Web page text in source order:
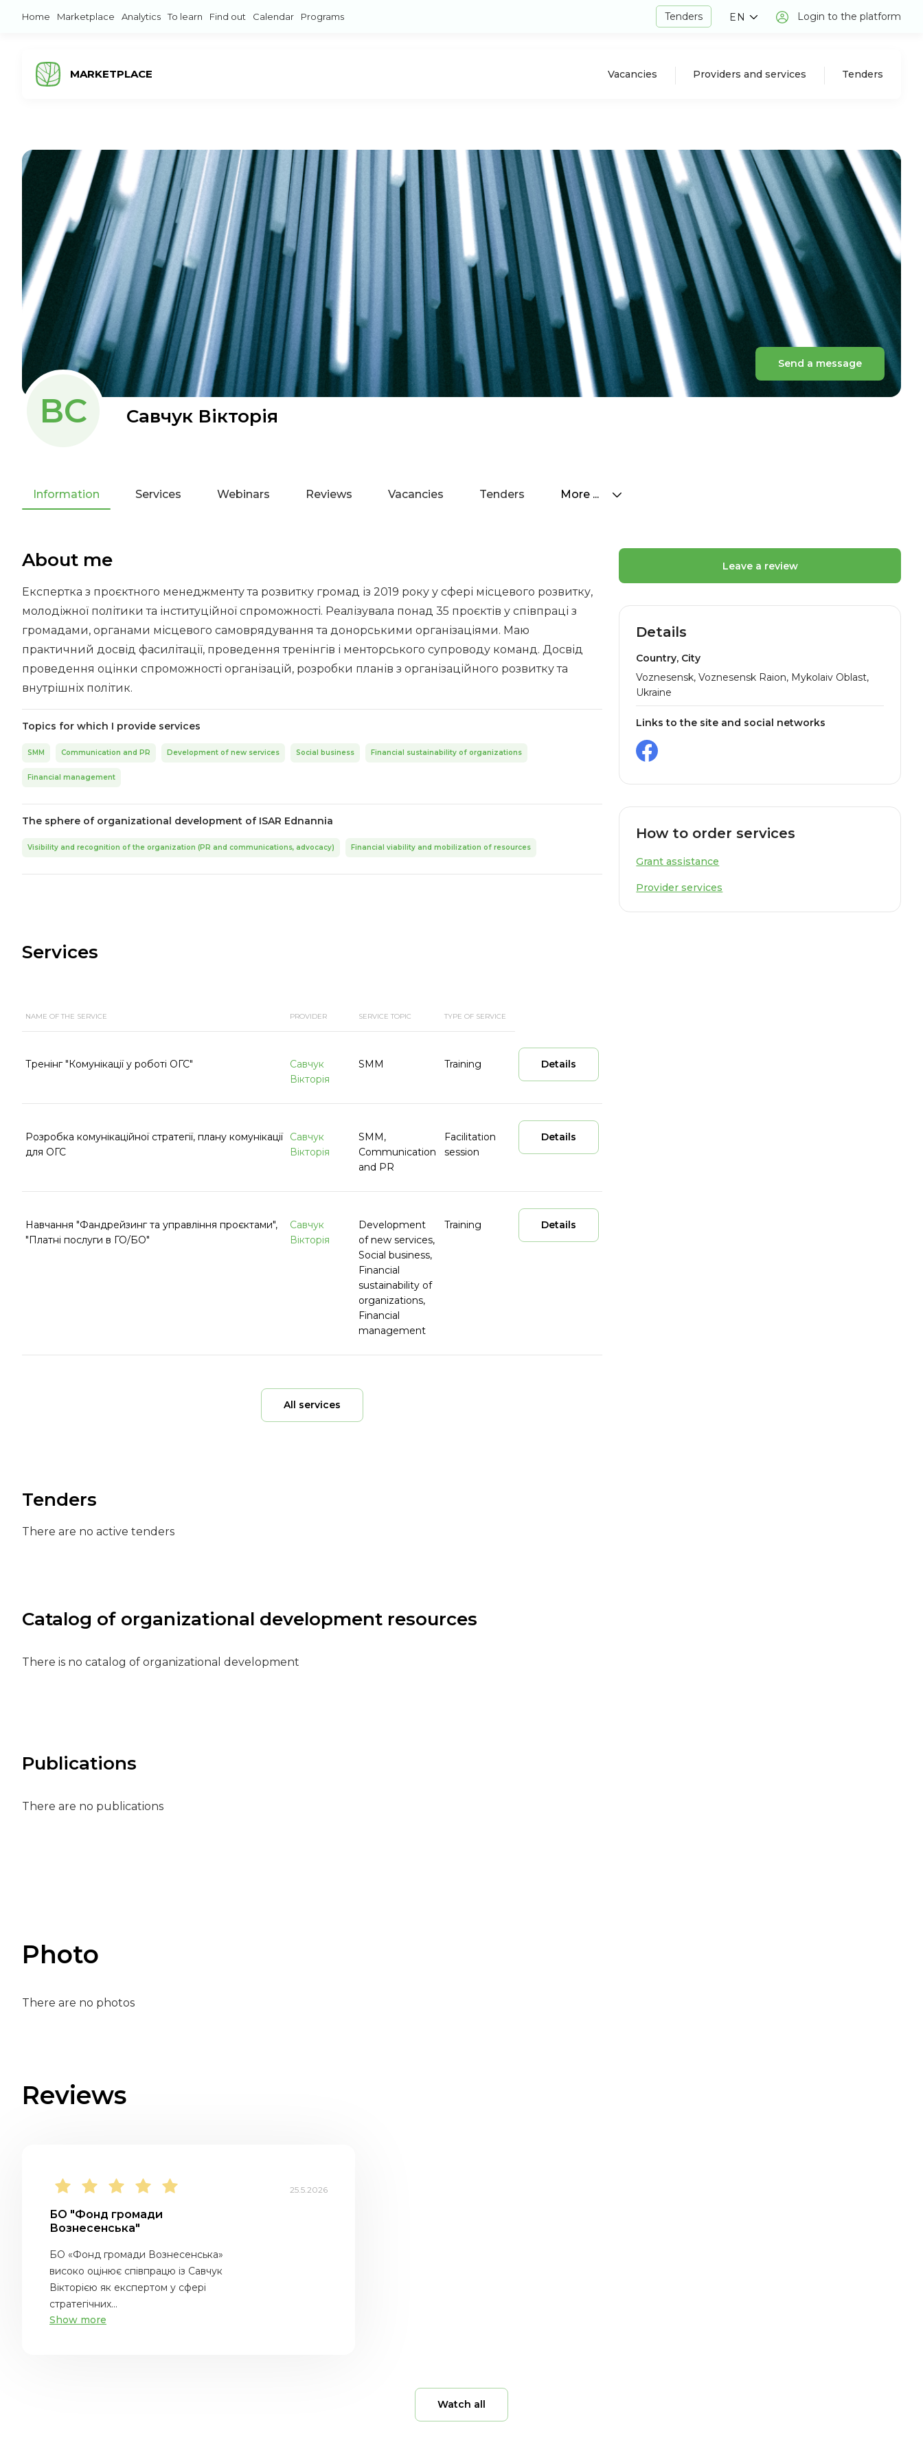
Home Marketplace Analytics To learn Find out Calendar Programs Tenders EN Login to the platform
MARKETPLACE Vacancies Providers and services Tenders
Send a message
ВС Савчук Вікторія
Information Services Webinars Reviews Vacancies Tenders More ...
About me
Експертка з проєктного менеджменту та розвитку громад із 2019 року у сфері місцевого розвитку,
молодіжної політики та інституційної спроможності. Реалізувала понад 35 проєктів у співпраці з
громадами, органами місцевого самоврядування та донорськими організаціями. Маю
практичний досвід фасилітації, проведення тренінгів і менторського супроводу команд. Досвід
проведення оцінки спроможності організацій, розробки планів з організаційного розвитку та
внутрішніх політик.
Topics for which I provide services
SMM Communication and PR Development of new services Social business Financial sustainability of organizations
Financial management
The sphere of organizational development of ISAR Ednannia
Visibility and recognition of the organization (PR and communications, advocacy) Financial viability and mobilization of resources
Services
NAME OF THE SERVICE PROVIDER SERVICE TOPIC TYPE OF SERVICE
Тренінг "Комунікації у роботі ОГС"
Савчук
Вікторія
SMM Training Details
Розробка комунікаційної стратегії, плану комунікації
для ОГС
Савчук
Вікторія
SMM,
Communication
and PR
Facilitation
session
Details
Навчання "Фандрейзинг та управління проєктами",
"Платні послуги в ГО/БО"
Савчук
Вікторія
Development
of new services,
Social business,
Financial
sustainability of
organizations,
Financial
management
Training Details
All services
Tenders
There are no active tenders
Catalog of organizational development resources
There is no catalog of organizational development
Publications
There are no publications
Leave a review
Details
Country, City
Voznesensk, Voznesensk Raion, Mykolaiv Oblast,
Ukraine
Links to the site and social networks
How to order services
Grant assistance
Provider services
Photo
There are no photos
Reviews
25.5.2026
БО "Фонд громади
Вознесенська"
БО «Фонд громади Вознесенська»
високо оцінює співпрацю із Савчук
Вікторією як експертом у сфері
стратегічних...
Show more
Watch all